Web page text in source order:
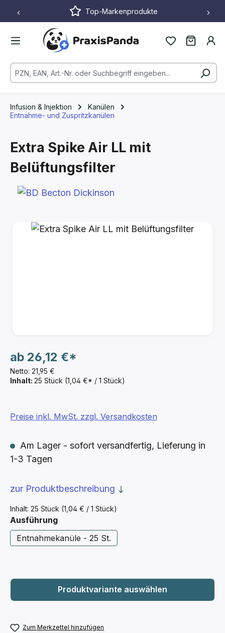
Zum Hauptinhalt springenTop-Markenprodukte
Infusion & Injektion
Kanülen
Entnahme- und Zuspritzkanülen
Extra Spike Air LL mit
Belüftungsfilter
Bildergalerie überspringen
Netto: 21,95 €
ab 26,12 €*
Inhalt: 25 Stück (1,04 €* / 1 Stück)
Inhalt: 25 Stück (1,04 € / 1 Stück)
Preise inkl. MwSt. zzgl. Versandkosten
Am Lager - sofort versandfertig, Lieferung in
1-3 Tagen
zur Produktbeschreibung
Ausführungauswählen
Entnahmekanüle - 25 St.
Zum Merkzettel hinzufügen